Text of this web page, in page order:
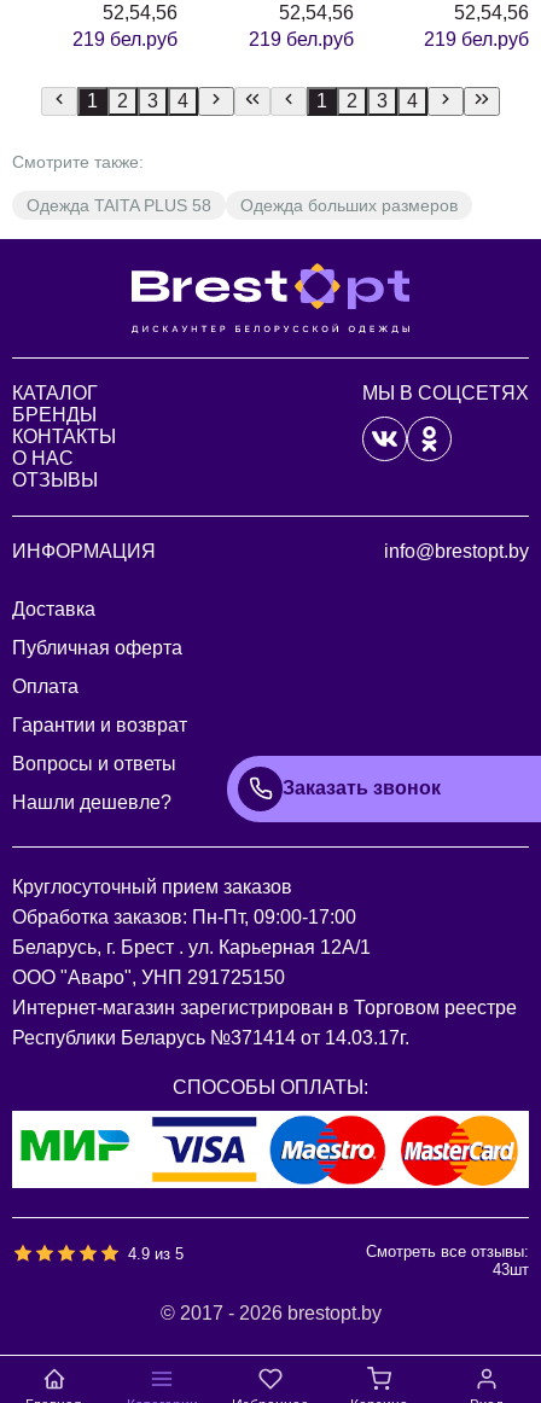
52,54,56
219 бел.руб
52,54,56
219 бел.руб
52,54,56
219 бел.руб
1 2 3 4 1 2 3 4
Смотрите также:
Одежда TAITA PLUS 58 Одежда больших размеров
КАТАЛОГ
БРЕНДЫ
КОНТАКТЫ
О НАС
ОТЗЫВЫ
МЫ В СОЦСЕТЯХ
ИНФОРМАЦИЯ
Доставка
Публичная оферта
Оплата
Гарантии и возврат
Вопросы и ответы
Нашли дешевле?
info@brestopt.by
Заказать звонок
Круглосуточный прием заказов
Обработка заказов: Пн-Пт, 09:00-17:00
Беларусь, г. Брест . ул. Карьерная 12А/1
ООО "Аваро", УНП 291725150
Интернет-магазин зарегистрирован в Торговом реестре
Республики Беларусь №371414 от 14.03.17г.
СПОСОБЫ ОПЛАТЫ:
4.9 из5
Смотреть все отзывы:
43шт
© 2017 - 2026 brestopt.by